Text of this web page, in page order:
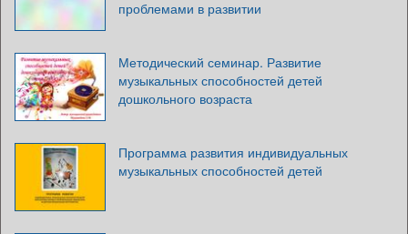
проблемами в развитии
Методический семинар. Развитие
музыкальных способностей детей
дошкольного возраста
Программа развития индивидуальных
музыкальных способностей детей